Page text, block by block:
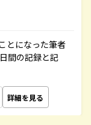
とになった筆者
間の記録と記
詳細を見る